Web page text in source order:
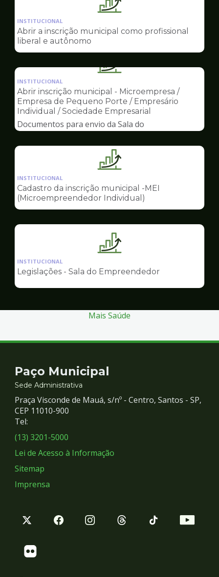
Ilustração
pagina
Sala
Empreendedor
INSTITUCIONAL
Abrir a inscrição municipal como profissional
liberal e autônomo
Ilustração
pagina
de
Sala
do
Empreendedor
INSTITUCIONAL
Abrir inscrição municipal - Microempresa /
Empresa de Pequeno Porte / Empresário
Individual / Sociedade Empresarial
Documentos para envio da Sala do
Ilustração
pagina
de
Sala
INSTITUCIONAL
Cadastro da inscrição municipal -MEI
(Microempreendedor Individual)
Ilustração
pagina
Sala
Empreendedor
INSTITUCIONAL
Legislações - Sala do Empreendedor
Mais Saúde
Contato
e
Redes
Sociais
Paço Municipal
Sede Administrativa
Praça Visconde de Mauá, s/nº - Centro, Santos - SP,
CEP 11010-900
Tel:
(13) 3201-5000
Lei de Acesso à Informação
Sitemap
Imprensa